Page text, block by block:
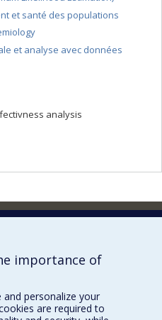
et santé des populations
et analyse avec données
analysis
importance of
personalize your
are required to